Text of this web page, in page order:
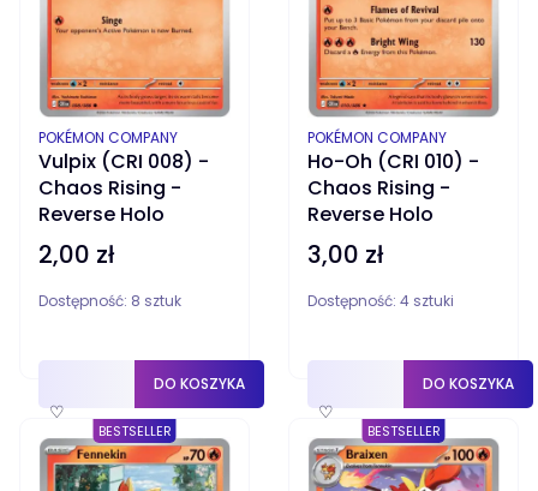
Vulpix (CRI 008) -
Chaos Rising -
Reverse Holo
PRODUCENT
POKÉMON COMPANY
Cena
2,00 zł
Dostępność: 8 sztuk
♡
DO KOSZYKA
Ho-Oh (CRI 010) -
Chaos Rising -
Reverse Holo
PRODUCENT
POKÉMON COMPANY
Cena
3,00 zł
Dostępność: 4 sztuki
♡
DO KOSZYKA
BESTSELLER BESTSELLER